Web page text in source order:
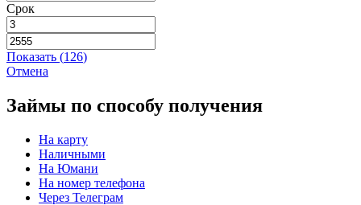
Срок
Показать (126)
Отмена
Займы по способу получения
На карту
Наличными
На Юмани
На номер телефона
Через Телеграм